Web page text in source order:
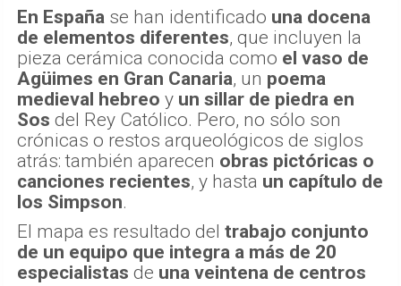
En España se han identificado una docena
de elementos diferentes, que incluyen la
pieza cerámica conocida como el vaso de
Agüimes en Gran Canaria, un poema
medieval hebreo y un sillar de piedra en
Sos del Rey Católico. Pero, no sólo son
crónicas o restos arqueológicos de siglos
atrás: también aparecen obras pictóricas o
canciones recientes, y hasta un capítulo de
los Simpson.
El mapa es resultado del trabajo conjunto
de un equipo que integra a más de 20
especialistas de una veintena de centros